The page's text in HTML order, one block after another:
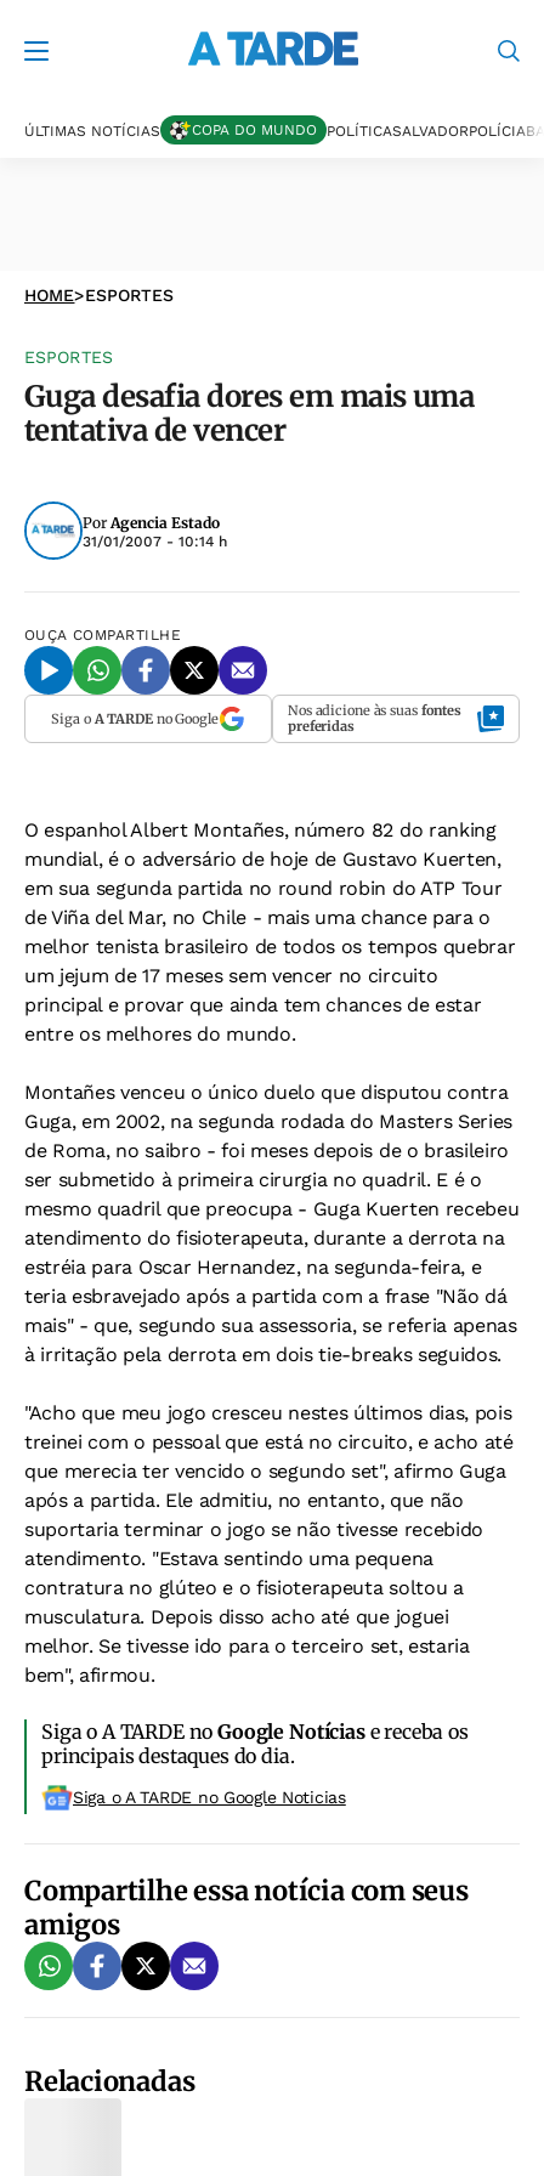
ÚLTIMAS NOTÍCIAS COPA DO MUNDO POLÍTICASALVADORPOLÍCIA
HOME>ESPORTES
ESPORTES
Guga desafia dores em mais uma
tentativa de vencer
PorAgencia Estado
31/01/2007 - 10:14 h
OUÇA COMPARTILHE
Siga o A TARDEno Google Nos adicione às suas fontes
preferidas
O espanhol Albert Montañes, número 82 do ranking
mundial, é o adversário de hoje de Gustavo Kuerten,
em sua segunda partida no round robin do ATP Tour
de Viña del Mar, no Chile - mais uma chance para o
melhor tenista brasileiro de todos os tempos quebrar
um jejum de 17 meses sem vencer no circuito
principal e provar que ainda tem chances de estar
entre os melhores do mundo.
Montañes venceu o único duelo que disputou contra
Guga, em 2002, na segunda rodada do Masters Series
de Roma, no saibro - foi meses depois de o brasileiro
ser submetido à primeira cirurgia no quadril. E é o
mesmo quadril que preocupa - Guga Kuerten recebeu
atendimento do fisioterapeuta, durante a derrota na
estréia para Oscar Hernandez, na segunda-feira, e
teria esbravejado após a partida com a frase "Não dá
mais" - que, segundo sua assessoria, se referia apenas
à irritação pela derrota em dois tie-breaks seguidos.
"Acho que meu jogo cresceu nestes últimos dias, pois
treinei com o pessoal que está no circuito, e acho até
que merecia ter vencido o segundo set", afirmo Guga
após a partida. Ele admitiu, no entanto, que não
suportaria terminar o jogo se não tivesse recebido
atendimento. "Estava sentindo uma pequena
contratura no glúteo e o fisioterapeuta soltou a
musculatura. Depois disso acho até que joguei
melhor. Se tivesse ido para o terceiro set, estaria
bem", afirmou.
Siga o A TARDE noGoogle Notíciase receba os
principais destaques do dia.
Siga o A TARDE no Google Noticias
Compartilhe essa notícia com seus
amigos
Relacionadas